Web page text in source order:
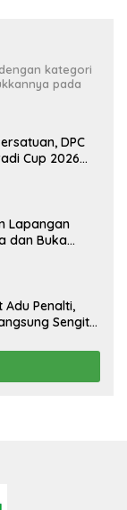
kategori
pada
DPC
Cup 2026
Lapangan
dan Buka
Adu Penalti,
Sengit